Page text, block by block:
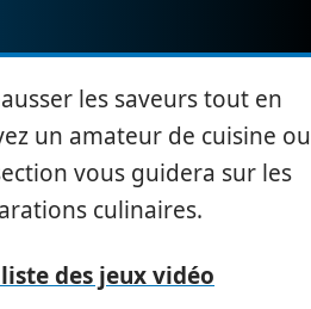
les saveurs tout en
un amateur de cuisine ou
vous guidera sur les
culinaires.
des jeux vidéo